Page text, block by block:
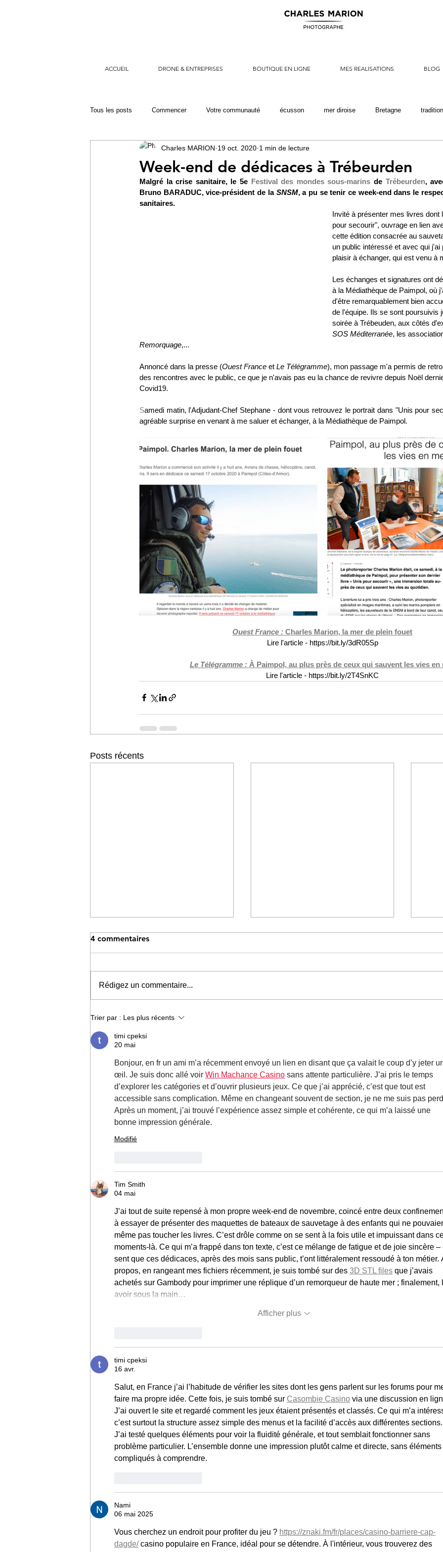
ACCUEIL DRONE & ENTREPRISES BOUTIQUE EN LIGNE MES REALISATIONS BLOG
Tous les posts Commencer Votre communauté écusson mer diroise Bretagne tradition
sécurité civile sauvetage rescue marine nationale
Week-end de dédicaces à Trébeurden
Charles MARION 19 oct. 2020 1 min de lecture
Malgré la crise sanitaire, le 5e Festival des mondes sous-marins de Trébeurden,
Bruno BARADUC, vice-président de la SNSM, a pu se tenir ce week-end dans le
sanitaires.
Invité à présenter mes livres
pour secourir", ouvrage en lien
cette édition consacrée au
un public intéressé et avec qui
plaisir à échanger, qui est venu à
Les échanges et signatures ont
à la Médiathèque de Paimpol, où
d'être remarquablement bien
de l'équipe. Ils se sont poursuivis
soirée à Trébeuden, aux côtés
SOS Méditerranée, les
Remorquage,...
Annoncé dans la presse (Ouest France et Le Télégramme), mon passage m'a permis de
des rencontres avec le public, ce que je n'avais pas eu la chance de revivre depuis Noël
Covid19.
Samedi matin, l'Adjudant-Chef Stephane - dont vous retrouvez le portrait dans "Unis pour
agréable surprise en venant à me saluer et échanger, à la Médiathèque de Paimpol.
Ouest France : Charles Marion, la mer de plein fouet
Lire l'article - https://bit.ly/3dR05Sp
Le Télégramme : À Paimpol, au plus près de ceux qui sauvent les vies en
Lire l'article - https://bit.ly/2T4SnKC
Posts récents
Mon prochain ouvrage
la Marine"
4 commentaires
Rédigez un commentaire...
Trier par : Les plus récents
timi cpeksi
20 mai
Bonjour, en fr un ami m’a récemment envoyé un lien en disant que ça valait le coup d’y jeter
œil. Je suis donc allé voir Win Machance Casino sans attente particulière. J’ai pris le temps
d’explorer les catégories et d’ouvrir plusieurs jeux. Ce que j’ai apprécié, c’est que tout est
accessible sans complication. Même en changeant souvent de section, je ne me suis pas
Après un moment, j’ai trouvé l’expérience assez simple et cohérente, ce qui m’a laissé une
bonne impression générale.
Modifié
Tim Smith
04 mai
J’ai tout de suite repensé à mon propre week-end de novembre, coincé entre deux
à essayer de présenter des maquettes de bateaux de sauvetage à des enfants qui ne
même pas toucher les livres. C’est drôle comme on se sent à la fois utile et impuissant dans
moments-là. Ce qui m’a frappé dans ton texte, c’est ce mélange de fatigue et de joie sincère
sent que ces dédicaces, après des mois sans public, t’ont littéralement ressoudé à ton métier.
propos, en rangeant mes fichiers récemment, je suis tombé sur des 3D STL files que j’avais
achetés sur Gambody pour imprimer une réplique d’un remorqueur de haute mer ;
avoir sous la main…
Afficher plus
timi cpeksi
16 avr.
Salut, en France j’ai l’habitude de vérifier les sites dont les gens parlent sur les forums pour
faire ma propre idée. Cette fois, je suis tombé sur Casombie Casino via une discussion en
J’ai ouvert le site et regardé comment les jeux étaient présentés et classés. Ce qui m’a
c’est surtout la structure assez simple des menus et la facilité d’accès aux différentes
J’ai testé quelques éléments pour voir la fluidité générale, et tout semblait fonctionner sans
problème particulier. L’ensemble donne une impression plutôt calme et directe, sans éléments
compliqués à comprendre.
Nami
06 mai 2025
Vous cherchez un endroit pour profiter du jeu ? https://znaki.fm/fr/places/casino-barriere-cap-
dagde/ casino populaire en France, idéal pour se détendre. À l'intérieur, vous trouverez des